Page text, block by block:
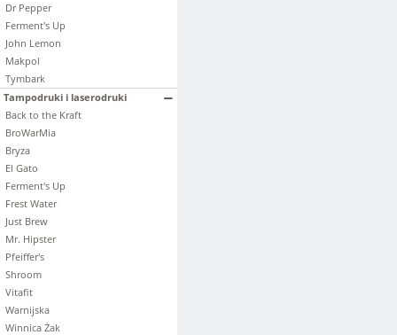
Dr Pepper
Ferment's Up
John Lemon
Makpol
Tymbark
Tampodruki i laserodruki
Back to the Kraft
BroWarMia
Bryza
El Gato
Ferment's Up
Frest Water
Just Brew
Mr. Hipster
Pfeiffer's
Shroom
Vitafit
Warnijska
Winnica Żak